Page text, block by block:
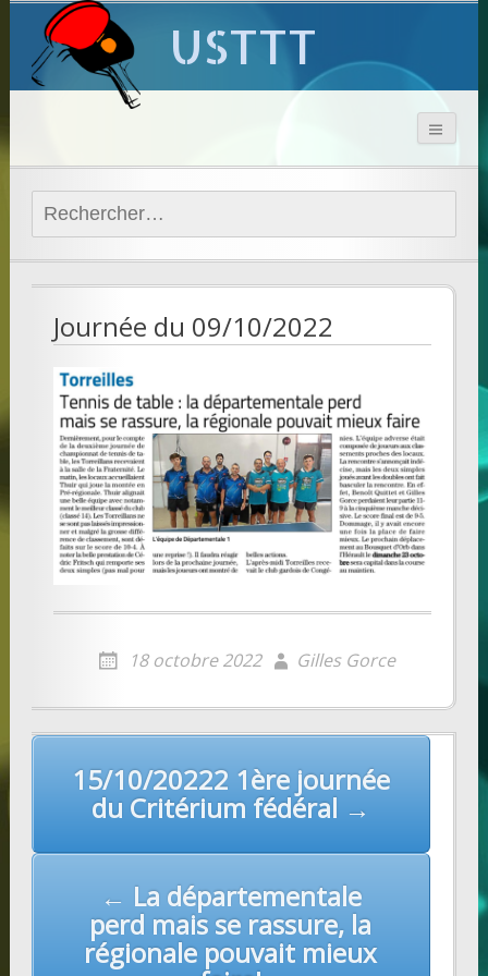
USTTT
Rechercher :
Journée du 09/10/2022
18 octobre 2022 Gilles Gorce
Post
navigation
15/10/20222 1ère journée
du Critérium fédéral →
← La départementale
perd mais se rassure, la
régionale pouvait mieux